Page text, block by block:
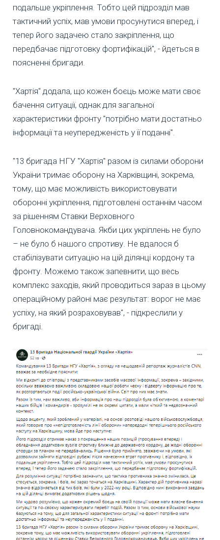
подальше укріплення. Тобто цей підрозділ мав
тактичний успіх, мав умови просунутися вперед, і
тепер його задачею стало закріплення, що
передбачає підготовку фортифікацій", - йдеться в
поясненні бригади.
"Хартія" додала, що кожен боєць може мати своє
бачення ситуації, однак для загальної
характеристики фронту "потрібно мати достатньо
інформації та неупередженість у її поданні".
"13 бригада НГУ "Хартія" разом із силами оборони
України тримає оборону на Харківщині, зокрема,
тому, що має можливість використовувати
оборонні укріплення, підготовлені останнім часом
за рішенням Ставки Верховного
Головнокомандувача. Якби цих укріплень не було
– не було б нашого спротиву. Не вдалося б
стабілізувати ситуацію на цій ділянці кордону та
фронту. Можемо також запевнити, що весь
комплекс заходів, який проводиться зараз в цьому
операційному районі має результат: ворог не має
успіху, на який розраховував", - підкреслили у
бригаді.